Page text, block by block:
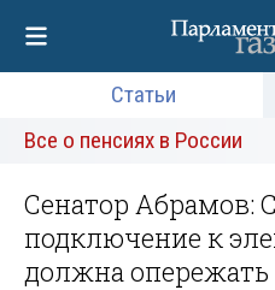
Статьи
Все о пенсиях в России
Сенатор Абрамов:
подключение к
должна